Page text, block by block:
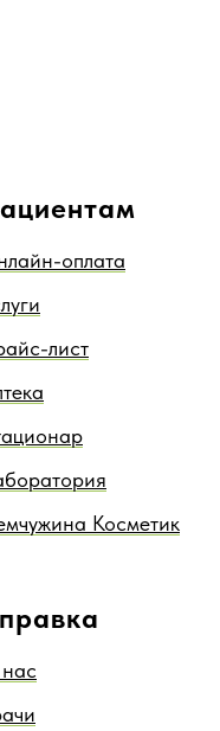
оплата
лист
Косметик